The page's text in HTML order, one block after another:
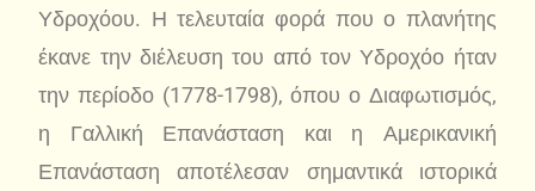
Υδροχόου. Η τελευταία φορά που ο πλανήτης
έκανε την διέλευση του από τον Υδροχόο ήταν
την περίοδο (1778-1798), όπου ο Διαφωτισμός,
η Γαλλική Επανάσταση και η Αμερικανική
Επανάσταση αποτέλεσαν σημαντικά ιστορικά